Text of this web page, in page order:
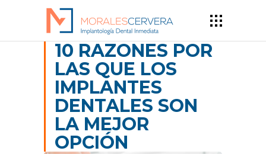
10 RAZONES POR
LAS QUE LOS
IMPLANTES
DENTALES SON
LA MEJOR
OPCIÓN